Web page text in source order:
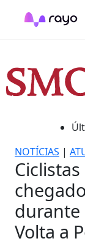
NOTÍCIAS |
durante
Volta a